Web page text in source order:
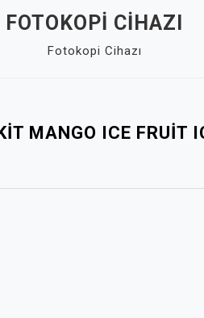
FOTOKOPI CIHAZI
Fotokopi Cihazı
MANGO ICE FRUIT